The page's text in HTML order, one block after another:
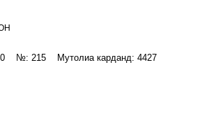
№: 215 Мутолиа карданд: 4427